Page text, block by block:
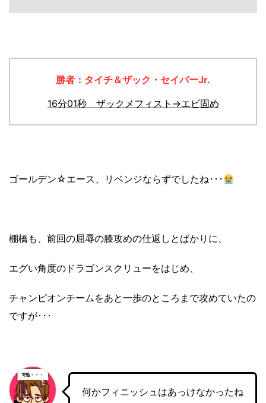
勝者：タイチ＆ザック・セイバーJr.
16分01秒 ザックメフィスト→エビ固め
ゴールデン☆エース、リベンジならずでしたね･･･
棚橋も、前回の屈辱の膝攻めの仕返しとばかりに、
エグい角度のドラゴンスクリューをはじめ、
チャンピオンチームをあと一歩のところまで攻めていたの
ですが･･･
何かフィニッシュはあっけなかったね